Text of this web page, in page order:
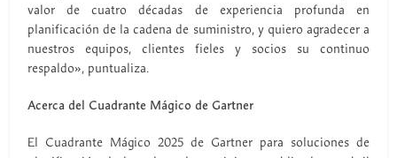
valor de cuatro décadas de experiencia profunda en
planificación de la cadena de suministro, y quiero agradecer a
nuestros equipos, clientes fieles y socios su continuo
respaldo», puntualiza.
Acerca del Cuadrante Mágico de Gartner
El Cuadrante Mágico 2025 de Gartner para soluciones de